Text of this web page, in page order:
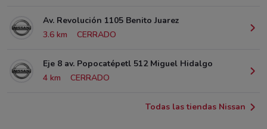
Av. Revolución 1105 Benito Juarez
3.6 km
CERRADO
Eje 8 av. Popocatépetl 512 Miguel Hidalgo
4 km
CERRADO
Todas las tiendas Nissan